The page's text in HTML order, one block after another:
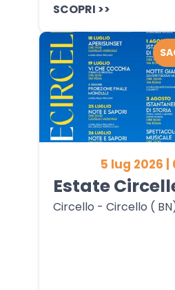
SCOPRI >>
5 lug 2026 |
Estate
Circello - Circello (